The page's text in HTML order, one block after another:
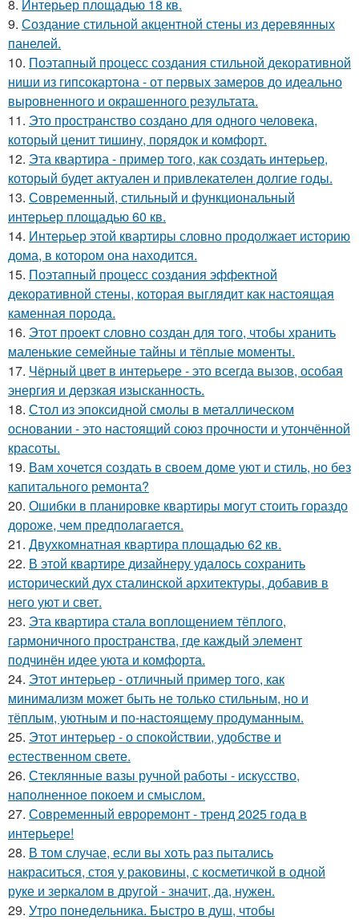
8. Интерьер площадью 18 кв.
9. Создание стильной акцентной стены из деревянных
панелей.
10. Поэтапный процесс создания стильной декоративной
ниши из гипсокартона - от первых замеров до идеально
выровненного и окрашенного результата.
11. Это пространство создано для одного человека,
который ценит тишину, порядок и комфорт.
12. Эта квартира - пример того, как создать интерьер,
который будет актуален и привлекателен долгие годы.
13. Современный, стильный и функциональный
интерьер площадью 60 кв.
14. Интерьер этой квартиры словно продолжает историю
дома, в котором она находится.
15. Поэтапный процесс создания эффектной
декоративной стены, которая выглядит как настоящая
каменная порода.
16. Этот проект словно создан для того, чтобы хранить
маленькие семейные тайны и тёплые моменты.
17. Чёрный цвет в интерьере - это всегда вызов, особая
энергия и дерзкая изысканность.
18. Стол из эпоксидной смолы в металлическом
основании - это настоящий союз прочности и утончённой
красоты.
19. Вам хочется создать в своем доме уют и стиль, но без
капитального ремонта?
20. Ошибки в планировке квартиры могут стоить гораздо
дороже, чем предполагается.
21. Двухкомнатная квартира площадью 62 кв.
22. В этой квартире дизайнеру удалось сохранить
исторический дух сталинской архитектуры, добавив в
него уют и свет.
23. Эта квартира стала воплощением тёплого,
гармоничного пространства, где каждый элемент
подчинён идее уюта и комфорта.
24. Этот интерьер - отличный пример того, как
минимализм может быть не только стильным, но и
тёплым, уютным и по-настоящему продуманным.
25. Этот интерьер - о спокойствии, удобстве и
естественном свете.
26. Стеклянные вазы ручной работы - искусство,
наполненное покоем и смыслом.
27. Современный евроремонт - тренд 2025 года в
интерьере!
28. В том случае, если вы хоть раз пытались
накраситься, стоя у раковины, с косметичкой в одной
руке и зеркалом в другой - значит, да, нужен.
29. Утро понедельника. Быстро в душ, чтобы